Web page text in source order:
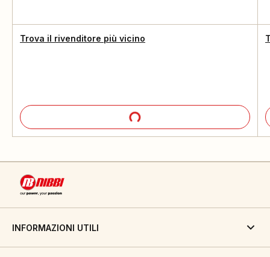
Trova il rivenditore più vicino
INFORMAZIONI UTILI